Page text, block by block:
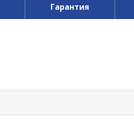
Гарантия